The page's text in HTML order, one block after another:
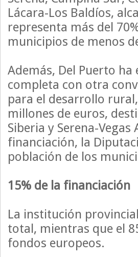
Lácara-Los Baldíos,
representa más del
municipios de menos
Además, Del Puerto
completa con otra
para el desarrollo
millones de euros,
Siberia y Serena-
financiación, la
población de los
15% de la financiación
La institución
total, mientras que el
fondos europeos.